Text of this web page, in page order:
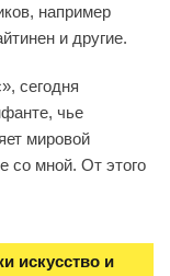
например
и другие.
сегодня
чье
мировой
со мной. От этого
искусство и